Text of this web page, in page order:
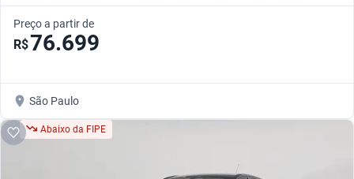
Preço a partir de
R$76.699
São Paulo
Abaixo da FIPE